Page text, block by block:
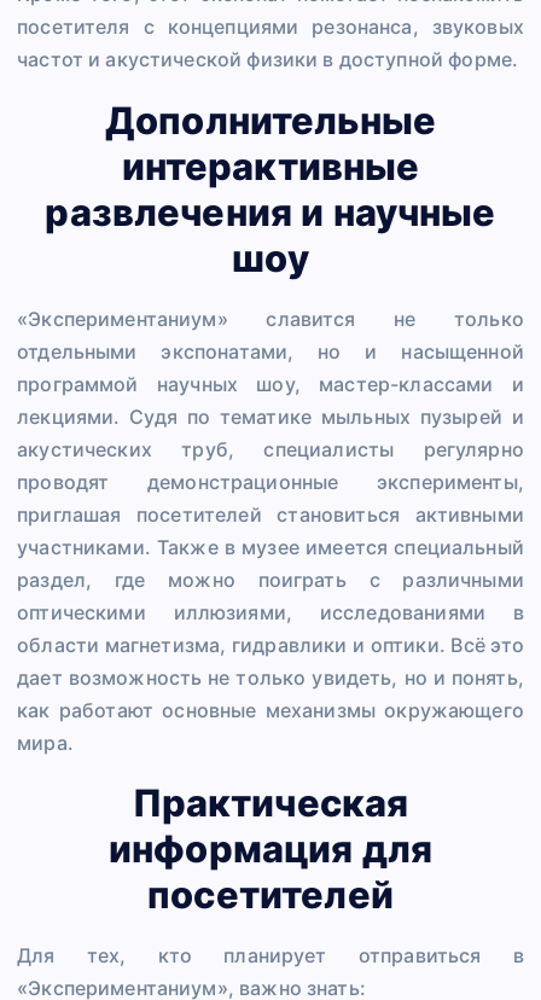
посетителя с концепциями резонанса, звуковых
частот и акустической физики в доступной форме.
Дополнительные
интерактивные
развлечения и научные
шоу
«Экспериментаниум» славится не только
отдельными экспонатами, но и насыщенной
программой научных шоу, мастер-классами и
лекциями. Судя по тематике мыльных пузырей и
акустических труб, специалисты регулярно
проводят демонстрационные эксперименты,
приглашая посетителей становиться активными
участниками. Также в музее имеется специальный
раздел, где можно поиграть с различными
оптическими иллюзиями, исследованиями в
области магнетизма, гидравлики и оптики. Всё это
дает возможность не только увидеть, но и понять,
как работают основные механизмы окружающего
мира.
Практическая
информация для
посетителей
Для тех, кто планирует отправиться в
«Экспериментаниум», важно знать: